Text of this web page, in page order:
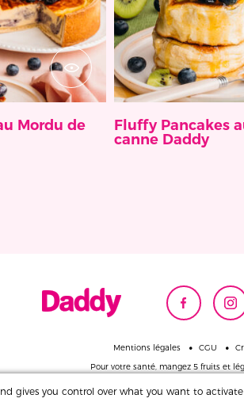
Mordu de
Fluffy Pancakes
canne Daddy
Mentions légales CGU
Pour votre santé, mangez 5 fruits et
gives you control over what you want to activate